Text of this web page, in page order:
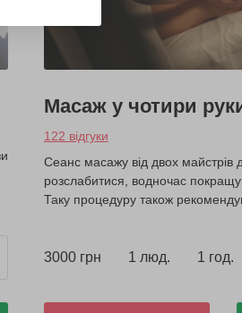
Масаж у чотири
122 відгуки
Сеанс масажу від двох майстрів
розслабитися, водночас
Таку процедуру також
3000 грн 1 люд. 1 год.